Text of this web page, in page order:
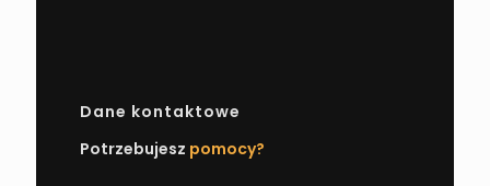
Dane kontaktowe
Potrzebujesz pomocy?